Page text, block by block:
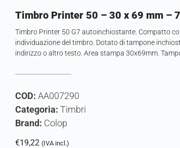
Timbro Printer 50 – 30 x 69 mm –
Timbro Printer 50 G7 autoinchiostante. Compatto
individuazione del timbro. Dotato di tampone
indirizzo o altro testo. Area stampa 30x69mm.
COD:AA007290
Categoria:Timbri
Brand: Colop
€19,22 (IVA incl.)